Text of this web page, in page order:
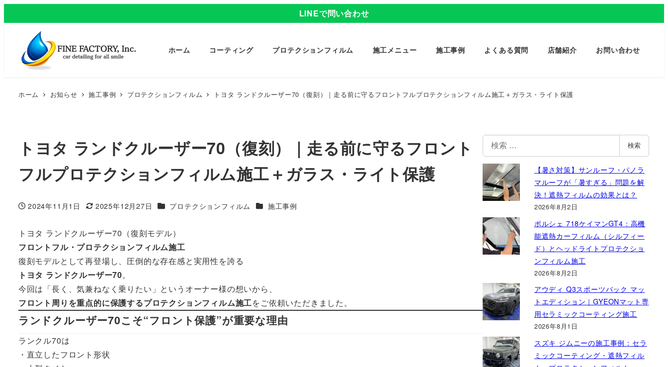
LINEで問い合わせ
ホーム コーティング プロテクションフィルム 施工メニュー 施工事例 よくある質問 店舗紹介 お問い合わせ
ホーム お知らせ 施工事例 プロテクションフィルム トヨタ ランドクルーザー70（復刻）｜走る前に守るフロントフルプロテクションフィルム施工＋ガラス・ライト保護
トヨタ ランドクルーザー70（復刻）｜走る前に守るフロント
フルプロテクションフィルム施工＋ガラス・ライト保護
投稿日
2024年11月1日
更新日
2025年12月27日 カテゴリー
プロテクションフィルム カテゴリー
施工事例
トヨタ ランドクルーザー70（復刻モデル）
フロントフル・プロテクションフィルム施工
復刻モデルとして再登場し、圧倒的な存在感と実用性を誇る
トヨタ ランドクルーザー70。
今回は「長く、気兼ねなく乗りたい」というオーナー様の想いから、
フロント周りを重点的に保護するプロテクションフィルム施工をご依頼いただきました。
ランドクルーザー70こそ“フロント保護”が重要な理由
ランクル70は
・直立したフロント形状
検
索
検索
【暑さ対策】サンルーフ・パノラ
マルーフが「暑すぎる」問題を解
決！遮熱フィルムの効果とは？
2026年8月2日
ポルシェ 718ケイマンGT4：高機
能遮熱カーフィルム（シルフィー
ド）とヘッドライトプロテクショ
ンフィルム施工
2026年8月2日
アウディ Q3スポーツバック マッ
トエディション｜GYEONマット専
用セラミックコーティング施工
2026年8月1日
スズキ ジムニーの施工事例：セラ
ミックコーティング・遮熱フィル